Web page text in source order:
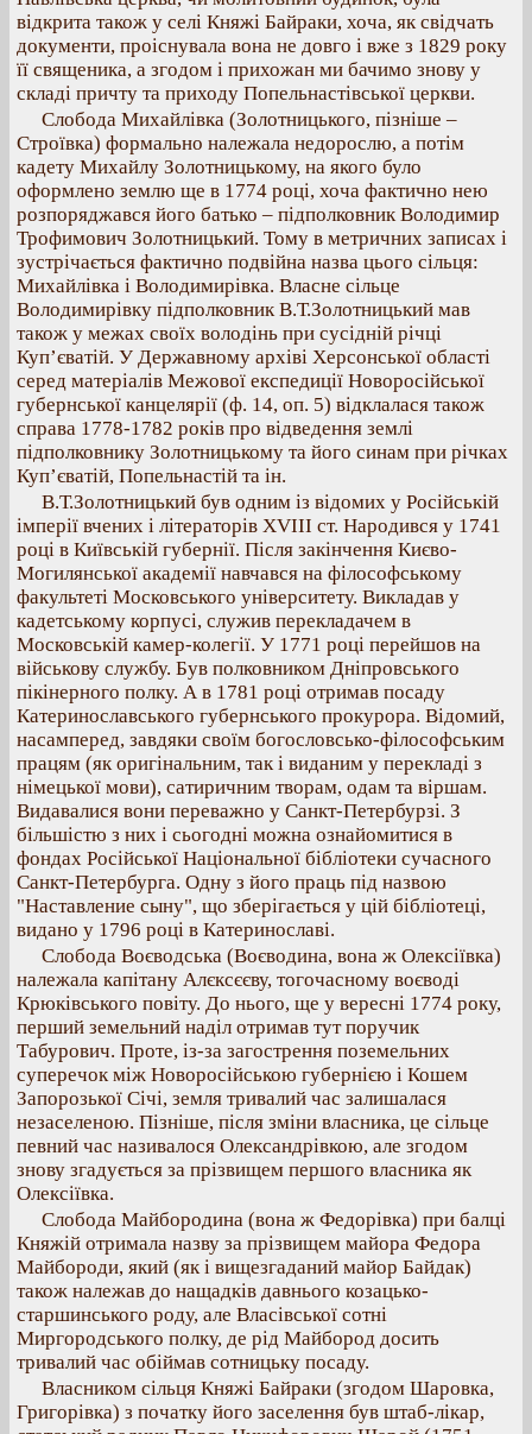
відкрита також у селі Княжі Байраки, хоча, як свідчать
документи, проіснувала вона не довго і вже з 1829 року
її священика, а згодом і прихожан ми бачимо знову у
складі причту та приходу Попельнастівської церкви.
Слобода Михайлівка (Золотницького, пізніше –
Строївка) формально належала недорослю, а потім
кадету Михайлу Золотницькому, на якого було
оформлено землю ще в 1774 році, хоча фактично нею
розпоряджався його батько – підполковник Володимир
Трофимович Золотницький. Тому в метричних записах і
зустрічається фактично подвійна назва цього сільця:
Михайлівка і Володимирівка. Власне сільце
Володимирівку підполковник В.Т.Золотницький мав
також у межах своїх володінь при сусідній річці
Куп’єватій. У Державному архіві Херсонської області
серед матеріалів Межової експедиції Новоросійської
губернської канцелярії (ф. 14, оп. 5) відклалася також
справа 1778-1782 років про відведення землі
підполковнику Золотницькому та його синам при річках
Куп’єватій, Попельнастій та ін.
В.Т.Золотницький був одним із відомих у Російській
імперії вчених і літераторів ХVІІІ ст. Народився у 1741
році в Київській губернії. Після закінчення Києво-
Могилянської академії навчався на філософському
факультеті Московського університету. Викладав у
кадетському корпусі, служив перекладачем в
Московській камер-колегії. У 1771 році перейшов на
військову службу. Був полковником Дніпровського
пікінерного полку. А в 1781 році отримав посаду
Катеринославського губернського прокурора. Відомий,
насамперед, завдяки своїм богословсько-філософським
працям (як оригінальним, так і виданим у перекладі з
німецької мови), сатиричним творам, одам та віршам.
Видавалися вони переважно у Санкт-Петербурзі. З
більшістю з них і сьогодні можна ознайомитися в
фондах Російської Національної бібліотеки сучасного
Санкт-Петербурга. Одну з його праць під назвою
"Наставление сыну", що зберігається у цій бібліотеці,
видано у 1796 році в Катеринославі.
Слобода Воєводська (Воєводина, вона ж Олексіївка)
належала капітану Алєксєєву, тогочасному воєводі
Крюківського повіту. До нього, ще у вересні 1774 року,
перший земельний наділ отримав тут поручик
Табурович. Проте, із-за загострення поземельних
суперечок між Новоросійською губернією і Кошем
Запорозької Січі, земля тривалий час залишалася
незаселеною. Пізніше, після зміни власника, це сільце
певний час називалося Олександрівкою, але згодом
знову згадується за прізвищем першого власника як
Олексіївка.
Слобода Майбородина (вона ж Федорівка) при балці
Княжій отримала назву за прізвищем майора Федора
Майбороди, який (як і вищезгаданий майор Байдак)
також належав до нащадків давнього козацько-
старшинського роду, але Власівської сотні
Миргородського полку, де рід Майбород досить
тривалий час обіймав сотницьку посаду.
Власником сільця Княжі Байраки (згодом Шаровка,
Григорівка) з початку його заселення був штаб-лікар,